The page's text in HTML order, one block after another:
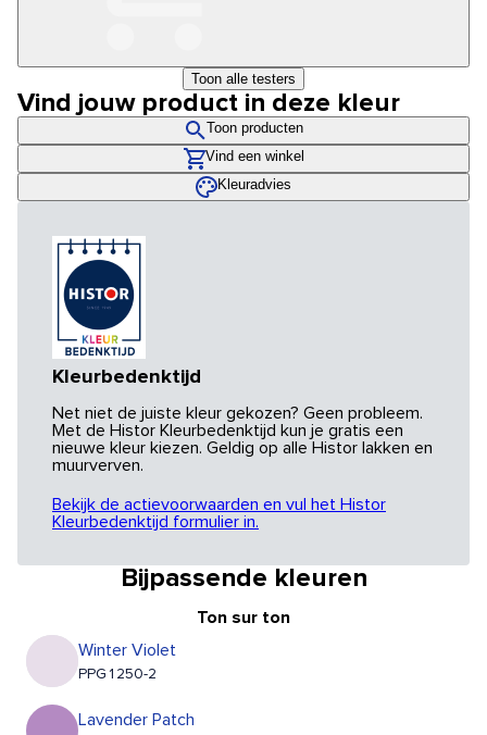
Toon alle testers
Vind jouw product in deze kleur
Toon producten
Vind een winkel
Kleuradvies
Kleurbedenktijd
Net niet de juiste kleur gekozen? Geen probleem.
Met de Histor Kleurbedenktijd kun je gratis een
nieuwe kleur kiezen. Geldig op alle Histor lakken en
muurverven.
Bekijk de actievoorwaarden en vul het Histor
Kleurbedenktijd formulier in.
Bijpassende kleuren
Ton sur ton
Winter Violet
PPG1250-2
Lavender Patch